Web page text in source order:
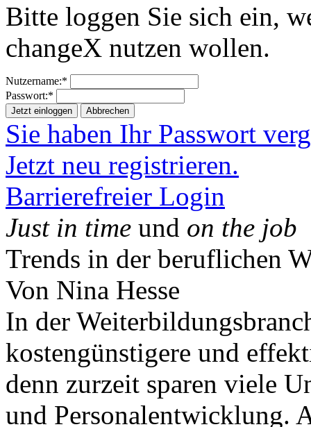
Bitte loggen Sie sich ein,
changeX nutzen wollen.
Nutzername:*
Passwort:*
Jetzt einloggen Abbrechen
Sie haben Ihr Passwort
Jetzt neu registrieren.
Barrierefreier Login
Just in time und on the job
Trends in der beruflichen
Von Nina Hesse
In der
kostengünstigere und
denn zurzeit sparen viele
und Personalentwicklung.